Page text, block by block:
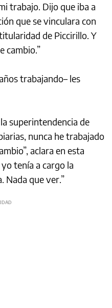
trabajo. Dijo que iba a
que se vinculara con
de Piccirillo. Y
cambio.”
trabajando– les
superintendencia de
nunca he trabajado
aclara en esta
tenía a cargo la
Nada que ver.”